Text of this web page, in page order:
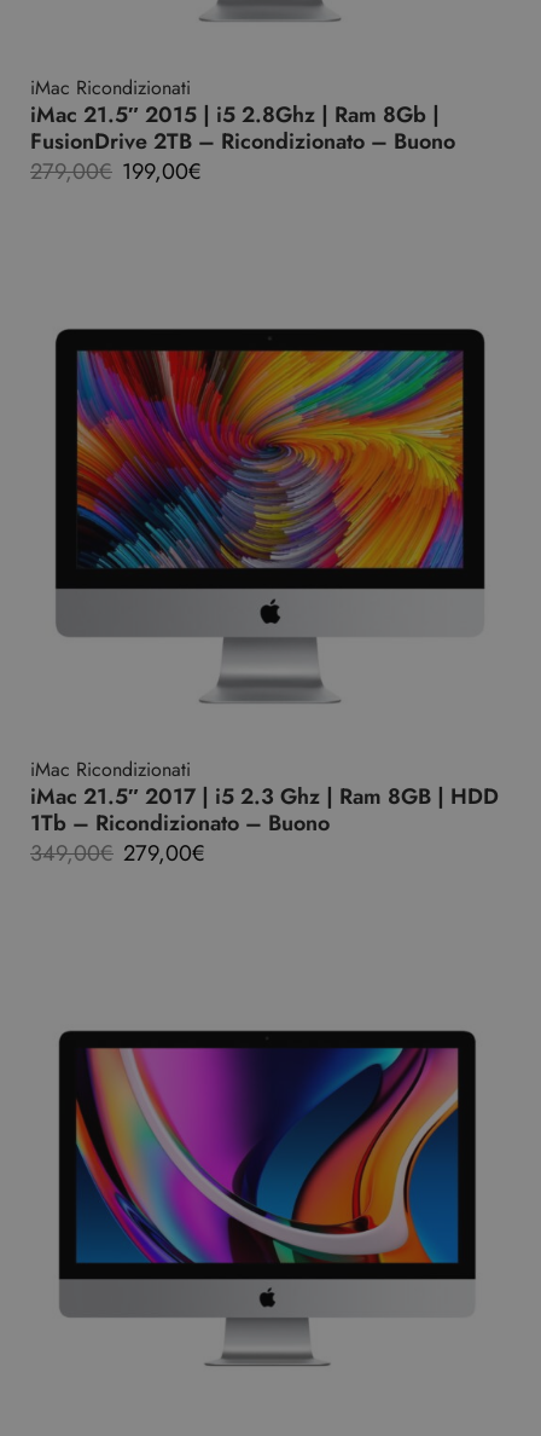
iMac Ricondizionati
iMac 21.5″ 2015 | i5 2.8Ghz | Ram 8Gb |
FusionDrive 2TB – Ricondizionato – Buono
279,00€ 199,00€
iMac Ricondizionati
iMac 21.5″ 2017 | i5 2.3 Ghz | Ram 8GB | HDD
1Tb – Ricondizionato – Buono
349,00€ 279,00€